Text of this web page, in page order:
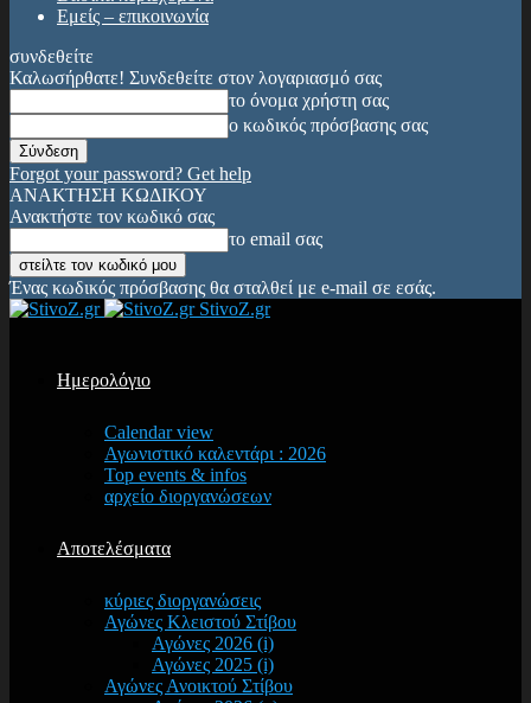
Εμείς – επικοινωνία
συνδεθείτε
Καλωσήρθατε! Συνδεθείτε στον λογαριασμό σας
το όνομα χρήστη σας
ο κωδικός πρόσβασης σας
Forgot your password? Get help
ΑΝΑΚΤΗΣΗ ΚΩΔΙΚΟΥ
Ανακτήστε τον κωδικό σας
το email σας
Ένας κωδικός πρόσβασης θα σταλθεί με e-mail σε εσάς.
StivoZ.gr
Ημερολόγιο
Calendar view
Αγωνιστικό καλεντάρι : 2026
Top events & infos
αρχείο διοργανώσεων
Αποτελέσματα
κύριες διοργανώσεις
Αγώνες Κλειστού Στίβου
Αγώνες 2026 (i)
Αγώνες 2025 (i)
Αγώνες Ανοικτού Στίβου